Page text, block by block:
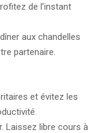
de l’instant
aux chandelles
partenaire.
et évitez les
Laissez libre cours à